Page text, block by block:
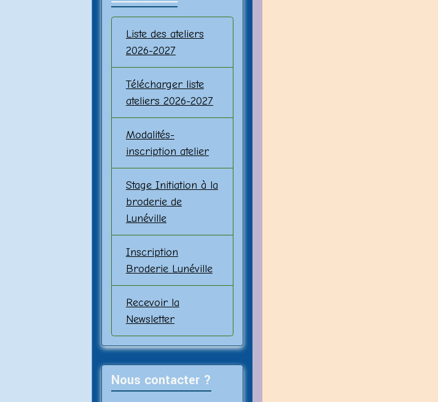
Liste des ateliers
2026-2027
Télécharger liste
ateliers 2026-2027
Modalités-
inscription atelier
Stage Initiation à la
broderie de
Lunéville
Inscription
Broderie Lunéville
Recevoir la
Newsletter
Nous contacter ?